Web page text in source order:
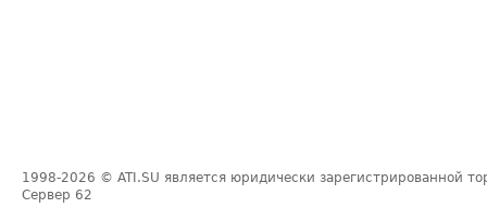
1998-2026 © ATI.SU является юридически зарегистрированной
Сервер 62